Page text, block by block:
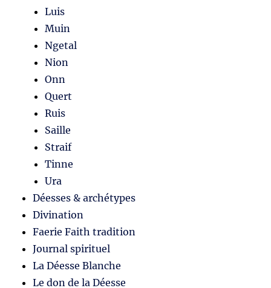
Luis
Muin
Ngetal
Nion
Onn
Quert
Ruis
Saille
Straif
Tinne
Ura
Déesses & archétypes
Divination
Faerie Faith tradition
Journal spirituel
La Déesse Blanche
Le don de la Déesse